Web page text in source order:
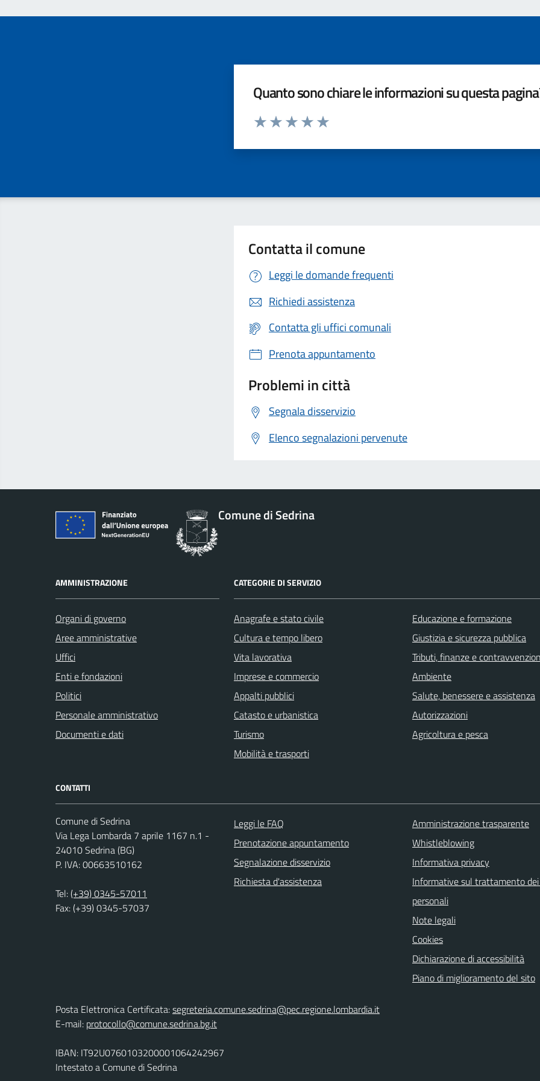
Quanto sono chiare le informazioni su questa
Valuta da 1 a 5 stelle la pagina
Contatta il comune
Leggi le domande frequenti
Richiedi assistenza
Contatta gli uffici comunali
Prenota appuntamento
Problemi in città
Segnala disservizio
Elenco segnalazioni pervenute
Comune di Sedrina
AMMINISTRAZIONE
Organi di governo
Aree amministrative
Uffici
Enti e fondazioni
Politici
Personale amministrativo
Documenti e dati
CATEGORIE DI SERVIZIO
Anagrafe e stato civile
Cultura e tempo libero
Vita lavorativa
Imprese e commercio
Appalti pubblici
Catasto e urbanistica
Turismo
Mobilità e trasporti
Educazione e formazione
Giustizia e sicurezza pubblica
Tributi, finanze e
Ambiente
Salute, benessere e assistenza
Autorizzazioni
Agricoltura e pesca
CONTATTI
Comune di Sedrina
Via Lega Lombarda 7 aprile 1167 n.1 -
24010 Sedrina (BG)
P. IVA: 00663510162
Tel:(+39) 0345-57011
Fax: (+39) 0345-57037
Leggi le FAQ
Prenotazione appuntamento
Segnalazione disservizio
Richiesta d'assistenza
Amministrazione trasparente
Whistleblowing
Informativa privacy
Informative sul trattamento
personali
Note legali
Cookies
Dichiarazione di accessibilità
Piano di miglioramento del sito
Posta Elettronica Certificata:segreteria.comune.sedrina@pec.regione.lombardia.it
E-mail: protocollo@comune.sedrina.bg.it
IBAN: IT92U0760103200001064242967
Intestato a Comune di Sedrina